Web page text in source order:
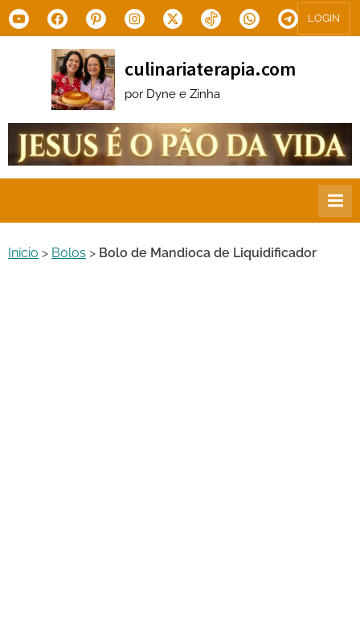
Skip
to
YoutubeFacebookPinterestInstagram
X.com Tiktok WhatsAppTelegram
LOGIN
culinariaterapia.com
por Dyne e Zinha
Início > Bolos > Bolo de Mandioca de Liquidificador